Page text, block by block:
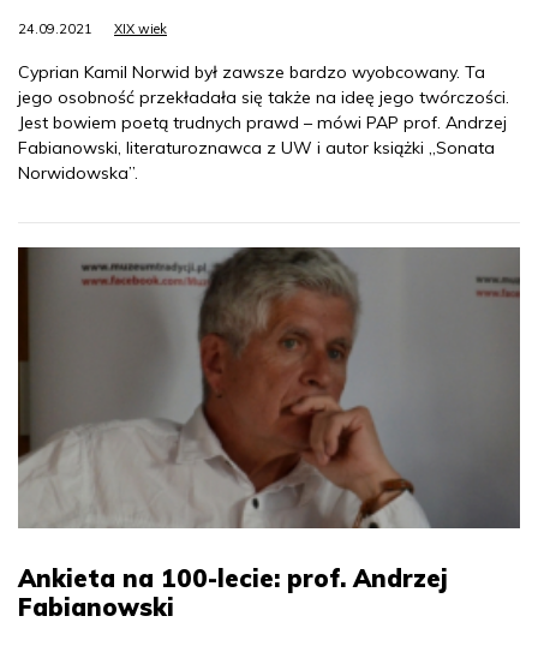
24.09.2021 XIX wiek
Cyprian Kamil Norwid był zawsze bardzo wyobcowany. Ta
jego osobność przekładała się także na ideę jego twórczości.
Jest bowiem poetą trudnych prawd – mówi PAP prof. Andrzej
Fabianowski, literaturoznawca z UW i autor książki „Sonata
Norwidowska”.
Ankieta na 100-lecie: prof. Andrzej
Fabianowski